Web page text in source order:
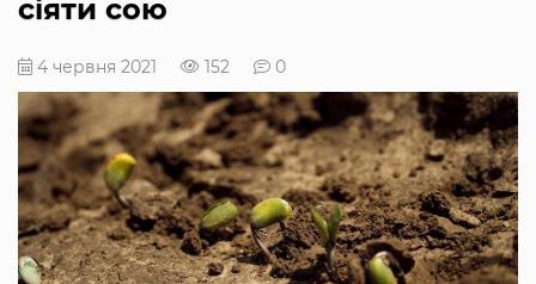
сіяти сою
4 червня 2021 152 0